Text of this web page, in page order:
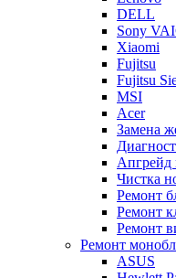
DELL
Sony
Xiaomi
Fujitsu
Fujitsu
MSI
Acer
Замена
Апгрейд
Чистка
Ремонт
Ремонт
Ремонт
Ремонт
ASUS